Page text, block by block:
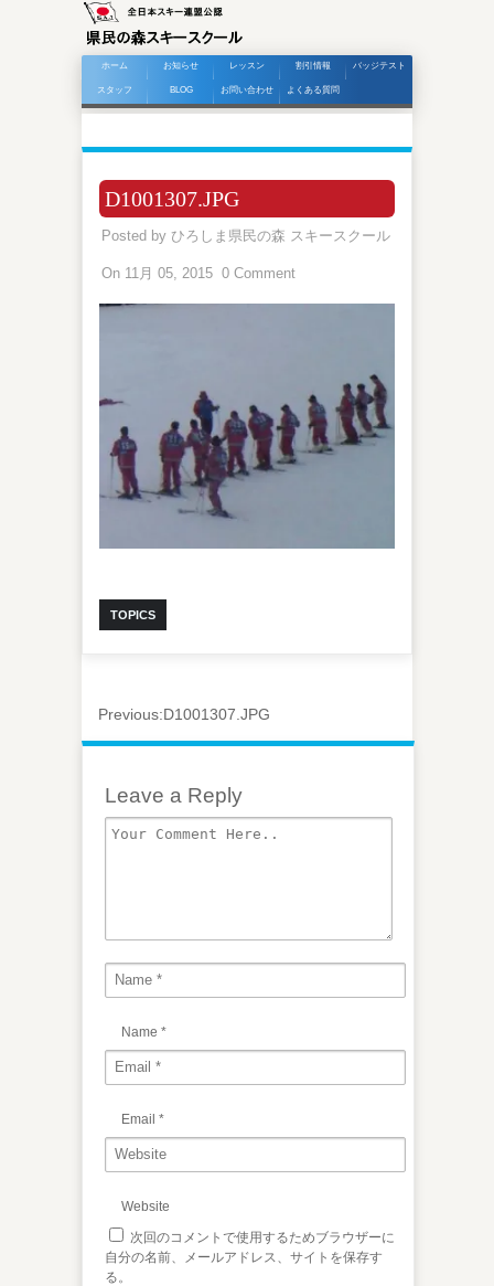
ホーム お知らせ レッスン 割引情報 バッジテスト
スタッフ BLOG お問い合わせ よくある質問
D1001307.JPG
Posted by ひろしま県民の森 スキースクール
On 11月 05, 2015 0 Comment
TOPICS
Previous:D1001307.JPG
Leave a Reply
Name *
Email *
Website
次回のコメントで使用するためブラウザーに
自分の名前、メールアドレス、サイトを保存す
る。